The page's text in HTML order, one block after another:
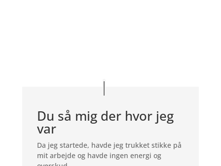
Du så mig der hvor jeg
var
Da jeg startede, havde jeg trukket stikke på
mit arbejde og havde ingen energi og